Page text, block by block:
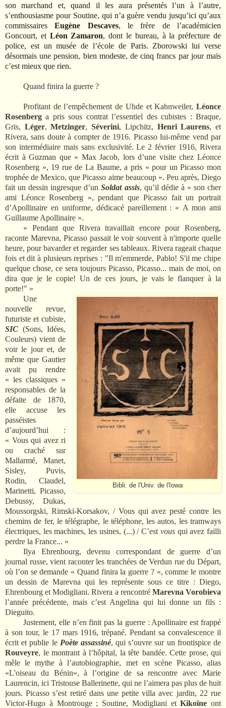
son marchand et, quand il les aura présentés l’un à l’autre,
s’enthousiasme pour Soutine, qui n’a guère vendu jusqu’ici qu’aux
commissairesEugène Descaves, le frère de l’académicien
Goncourt, et Léon Zamaron, dont le bureau, à la préfecture de
police, est un musée de l’école de Paris. Zborowski lui verse
désormais une pension, bien modeste, de cinq francs par jour mais
c’est mieux que rien.
Quand finira la guerre ?
Profitant de l’empêchement de Uhde et Kahnweiler, Léonce
Rosenberg a pris sous contrat l’essentiel des cubistes : Braque,
Gris, Léger,Metzinger,Séverini, Lipchitz, Henri Laurens, et
Rivera, sans doute à compter de 1916. Picasso lui-même vend par
son intermédiaire mais sans exclusivité. Le 2 février 1916, Rivera
écrit à Guzman que « Max Jacob, lors d’une visite chez Léonce
Rosenberg », 19 rue de La Baume, a pris « pour un Picasso mon
trophée de Mexico, que Picasso aime beaucoup ». Peu après, Diego
fait un dessin ingresque d’unSoldat assis, qu’il dédie à « son cher
ami Léonce Rosenberg », pendant que Picasso fait un portrait
d’Apollinaire en uniforme, dédicacé pareillement : « A mon ami
Guillaume Apollinaire ».
« Pendant que Rivera travaillait encore pour Rosenberg,
raconte Marevna, Picasso passait le voir souvent à n'importe quelle
heure, pour bavarder et regarder ses tableaux. Rivera rageait chaque
fois et dit à plusieurs reprises : "Il m'emmerde, Pablo! S'il me chipe
quelque chose, ce sera toujours Picasso, Picasso... mais de moi, on
dira que je le copie! Un de ces jours, je vais le flanquer à la
porte!" »
Bibli. de l'Univ. de l'Iowa
Une
nouvelle revue,
futuriste et cubiste,
SIC (Sons, Idées,
Couleurs) vient de
voir le jour et, de
même que Gautier
avait pu rendre
« les classiques »
responsables de la
défaite de 1870,
elle accuse les
passéistes
d’aujourd’hui :
« Vous qui avez ri
ou craché sur
Mallarmé, Manet,
Sisley, Puvis,
Rodin, Claudel,
Marinetti, Picasso,
Debussy, Dukas,
Moussorgski, Rimski-Korsakov, / Vous qui avez pesté contre les
chemins de fer, le télégraphe, le téléphone, les autos, les tramways
électriques, les machines, les usines, (...) / C’est vousqui avez failli
perdre la France... »
Ilya Ehrenbourg, devenu correspondant de guerre d’un
journal russe, vient raconter les tranchées de Verdun rue du Départ,
où l’on se demande « Quand finira la guerre ? », comme le montre
un dessin de Marevna qui les représente sous ce titre : Diego,
Ehrenbourg et Modigliani. Rivera a rencontré Marevna Vorobieva
l’année précédente, mais c’est Angelina qui lui donne un fils :
Dieguito.
Justement, elle n’en finit pas la guerre : Apollinaire est frappé
à son tour, le 17 mars 1916, trépané. Pendant sa convalescence il
écrit et publie le Poète assassiné, qui s’ouvre sur un frontispice de
Rouveyre, le montrant à l’hôpital, la tête bandée. Cette prose, qui
mêle le mythe à l’autobiographie, met en scène Picasso, alias
«L'oiseau du Bénin», à l’origine de sa rencontre avec Marie
Laurencin, ici Tristouse Ballerinette, qui ne l’aimera pas plus de huit
jours. Picasso s’est retiré dans une petite villa avec jardin, 22 rue
Victor-Hugo à Montrouge ; Soutine, Modigliani etKikoïne ont